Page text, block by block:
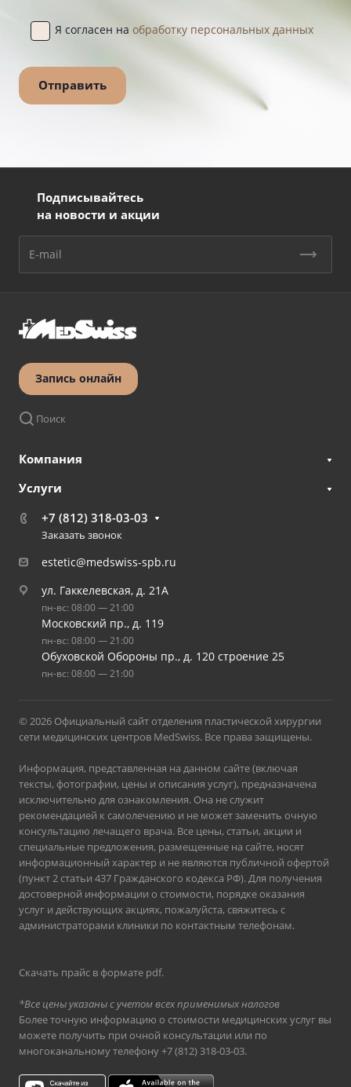
Я согласен на обработку персональных данных
Подписывайтесь
на новости и акции
Запись онлайн
Поиск
Компания
Услуги
+7 (812) 318-03-03
Заказать звонок
estetic@medswiss-spb.ru
ул. Гаккелевская, д. 21А
пн-вс: 08:00 — 21:00
Московский пр., д. 119
пн-вс: 08:00 — 21:00
Обуховской Обороны пр., д. 120 строение 25
пн-вс: 08:00 — 21:00
© 2026 Официальный сайт отделения пластической хирургии
сети медицинских центров MedSwiss. Все права защищены.
Информация, представленная на данном сайте (включая
тексты, фотографии, цены и описания услуг), предназначена
исключительно для ознакомления. Она не служит
рекомендацией к самолечению и не может заменить очную
консультацию лечащего врача. Все цены, статьи, акции и
специальные предложения, размещенные на сайте, носят
информационный характер и не являются публичной офертой
(пункт 2 статьи 437 Гражданского кодекса РФ). Для получения
достоверной информации о стоимости, порядке оказания
услуг и действующих акциях, пожалуйста, свяжитесь с
администраторами клиники по контактным телефонам.
Скачать прайс в формате pdf.
*Все цены указаны с учетом всех применимых налогов
Более точную информацию о стоимости медицинских услуг вы
можете получить при очной консультации или по
многоканальному телефону+7 (812) 318-03-03.